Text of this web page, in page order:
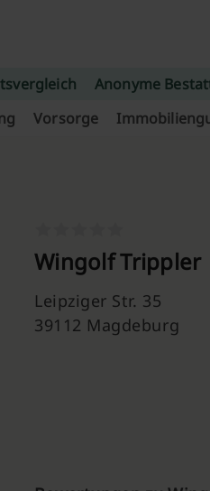
Anonyme
Vorsorge
Wingolf Trippler
Leipziger Str. 35
39112 Magdeburg